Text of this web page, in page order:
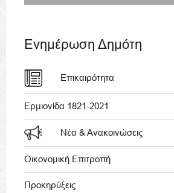
Ενημέρωση Δημότη
Επικαιρότητα
Ερμιονίδα 1821-2021
Νέα & Ανακοινώσεις
Οικονομική Επιτροπή
Προκηρύξεις